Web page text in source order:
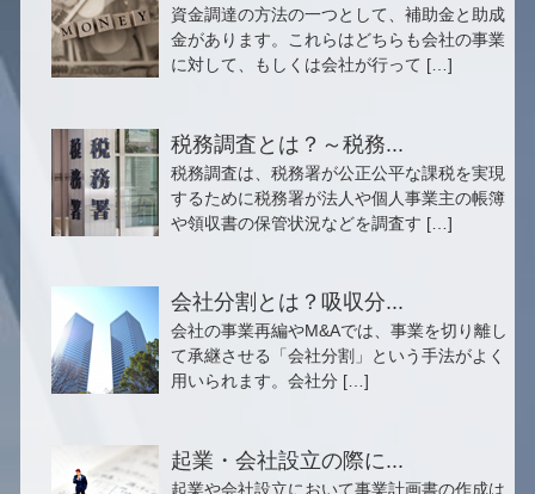
資金調達の方法の一つとして、補助金と助成
金があります。これらはどちらも会社の事業
に対して、もしくは会社が行って […]
税務調査とは？～税務...
税務調査は、税務署が公正公平な課税を実現
するために税務署が法人や個人事業主の帳簿
や領収書の保管状況などを調査す […]
会社分割とは？吸収分...
会社の事業再編やM&Aでは、事業を切り離し
て承継させる「会社分割」という手法がよく
用いられます。会社分 […]
起業・会社設立の際に...
起業や会社設立において事業計画書の作成は